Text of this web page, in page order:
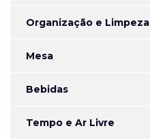
Organização e Limpeza
Mesa
Bebidas
Tempo e Ar Livre